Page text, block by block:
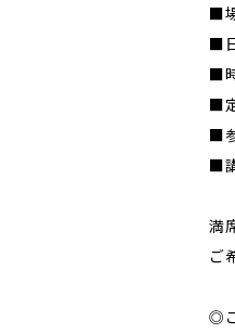
■
■
■
■
■
■
満
ご
◎